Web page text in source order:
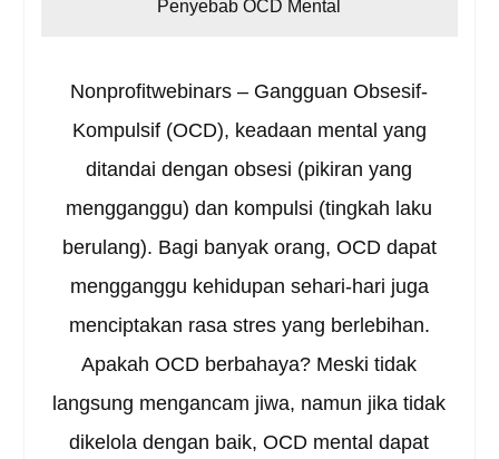
Penyebab OCD Mental
Nonprofitwebinars – Gangguan Obsesif-
Kompulsif (OCD), keadaan mental yang
ditandai dengan obsesi (pikiran yang
mengganggu) dan kompulsi (tingkah laku
berulang). Bagi banyak orang, OCD dapat
mengganggu kehidupan sehari-hari juga
menciptakan rasa stres yang berlebihan.
Apakah OCD berbahaya? Meski tidak
langsung mengancam jiwa, namun jika tidak
dikelola dengan baik, OCD mental dapat